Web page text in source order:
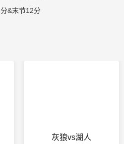
&末节12分
灰狼vs湖人